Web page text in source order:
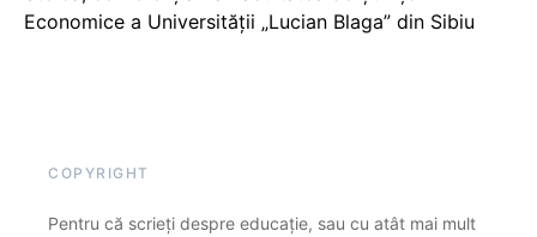
Economice a Universității „Lucian Blaga” din Sibiu
COPYRIGHT
Pentru că scrieți despre educație, sau cu atât mai mult